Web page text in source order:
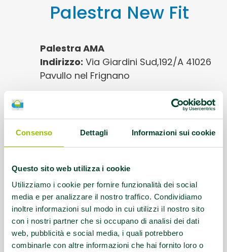
Consenso Dettagli Informazioni sui cookie
Questo sito web utilizza i cookie
Utilizziamo i cookie per fornire funzionalità dei social
media e per analizzare il nostro traffico. Condividiamo
inoltre informazioni sul modo in cui utilizzi il nostro sito
con i nostri partner che si occupano di analisi dei dati
web, pubblicità e social media, i quali potrebbero
combinarle con altre informazioni che hai fornito loro o
Palestra New Fit
Palestra AMA
Indirizzo: Via Giardini Sud,192/A 41026
Pavullo nel Frignano
AFA Artroprotesi anca,
AFA Fibromialgia primaria, AFA
Lombalgia cronica, AFA Parkinson, EFA
Cardiopatie / Malattie cardiovascolari,
metabolica, EFA Trapianti
Referente:serri.barbara@hotmail.it;
pilates.pavullo@gmail.com;
Contatti:334-3216843